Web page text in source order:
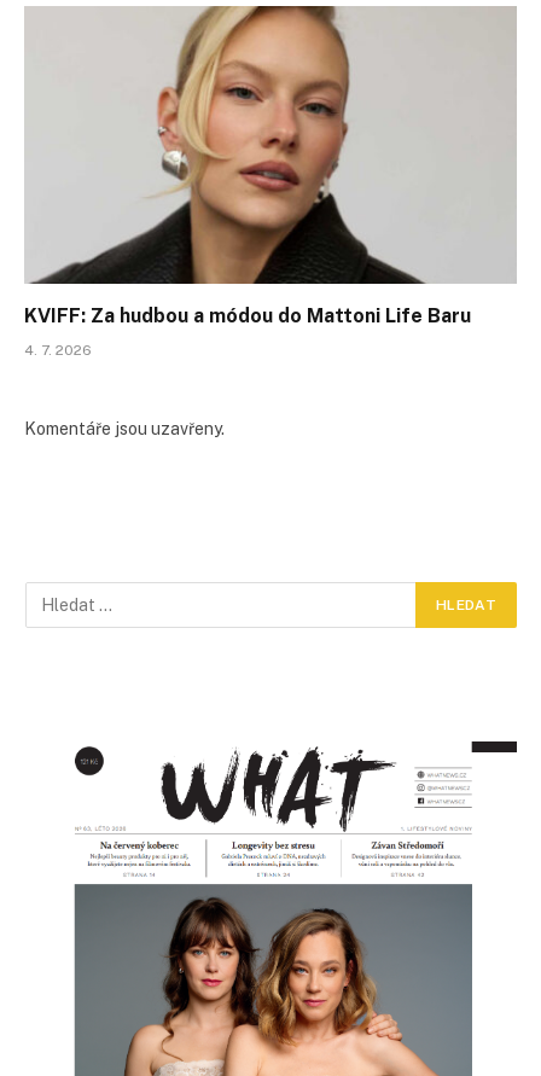
KVIFF: Za hudbou a módou do Mattoni Life Baru
4. 7. 2026
Komentáře jsou uzavřeny.